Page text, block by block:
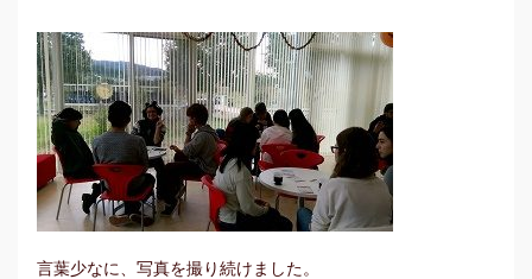
言葉少なに、写真を撮り続けました。